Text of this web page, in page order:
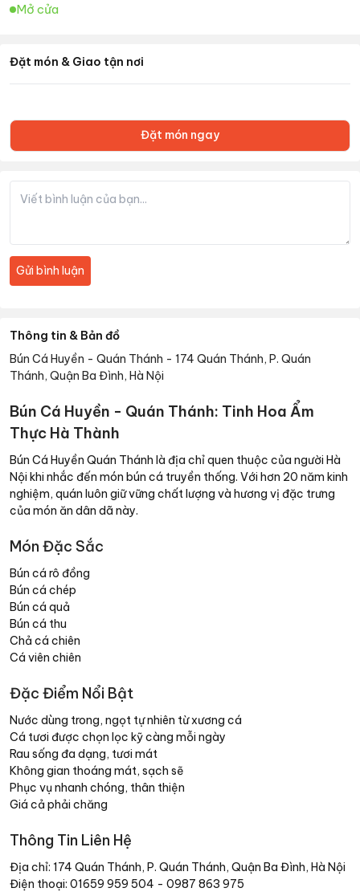
Mở cửa
Đặt món & Giao tận nơi
Đặt món ngay
Gửi bình luận
Thông tin & Bản đồ
Bún Cá Huyền - Quán Thánh - 174 Quán Thánh, P. Quán
Thánh, Quận Ba Đình, Hà Nội
Bún Cá Huyền - Quán Thánh: Tinh Hoa Ẩm
Thực Hà Thành
Bún Cá Huyền Quán Thánh là địa chỉ quen thuộc của người Hà
Nội khi nhắc đến món bún cá truyền thống. Với hơn 20 năm kinh
nghiệm, quán luôn giữ vững chất lượng và hương vị đặc trưng
của món ăn dân dã này.
Món Đặc Sắc
Bún cá rô đồng
Bún cá chép
Bún cá quả
Bún cá thu
Chả cá chiên
Cá viên chiên
Đặc Điểm Nổi Bật
Nước dùng trong, ngọt tự nhiên từ xương cá
Cá tươi được chọn lọc kỹ càng mỗi ngày
Rau sống đa dạng, tươi mát
Không gian thoáng mát, sạch sẽ
Phục vụ nhanh chóng, thân thiện
Giá cả phải chăng
Thông Tin Liên Hệ
Địa chỉ: 174 Quán Thánh, P. Quán Thánh, Quận Ba Đình, Hà Nội
Điện thoại: 01659 959 504 - 0987 863 975